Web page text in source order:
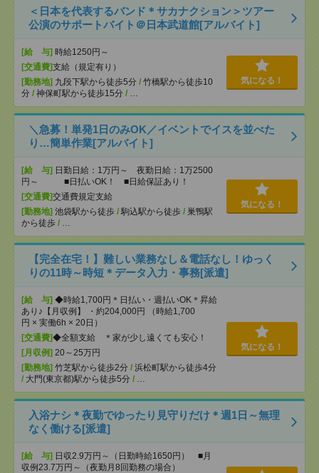
＜日本を代表するバンド＊サカナクション＞ツアー
公演のサポートバイト＠日本武道館[アルバイト]
[給 与] 時給1250円～
[交通費]支給（規定有り）
[勤務地] 九段下駅から徒歩5分 / 竹橋駅から徒歩10
分 / 神保町駅から徒歩15分 / …
気になる！
＼急募！単発1日のみOK／イベントでイスを並べた
り…簡単作業[アルバイト]
[給 与] 日勤日給：1万円～ 夜勤日給：1万2500
円～ ■日払いOK！ ■日給保証あり！
[交通費]交通費規定支給
[勤務地] 池袋駅から徒歩 / 駒込駅から徒歩 / 巣鴨駅
から徒歩 / …
気になる！
【完全在宅！】難しい業務なし＆電話なし！ゆっく
りの11時～時短＊データ入力・事務[派遣]
[給 与] ◆時給1,700円＊日払い・週払いOK＊昇給
あり♪【月収例】 ・約204,000円 （時給1,700
円 × 実働6h × 20日）
[交通費]◆全額支給 ＊家が少し遠くても安心！
[月収例] 20～25万円
[勤務地] 竹芝駅から徒歩2分 / 浜松町駅から徒歩4分
/ 大門(東京都)駅から徒歩5分 / …
気になる！
入浴ナシ＊夜勤でゆったり見守りだけ＊週1日～無理
なく働ける[派遣]
[給 与] 日収2.9万円～（日勤時給1650円） ■月
収例23.7万円～（夜勤月8回勤務の場合）